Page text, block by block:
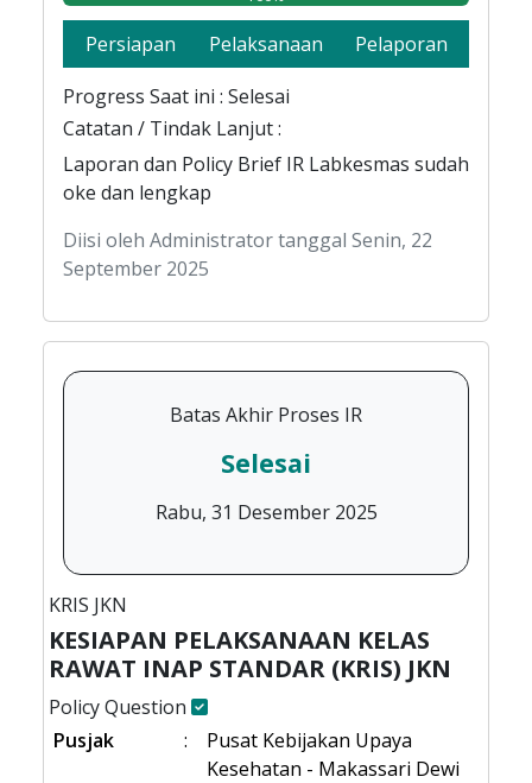
Persiapan Pelaksanaan
Pelaporan
Progress Saat ini : Selesai
Catatan / Tindak Lanjut :
Laporan dan Policy Brief IR Labkesmas sudah
oke dan lengkap
Diisi oleh Administrator tanggal Senin, 22
September 2025
Batas Akhir Proses IR
Selesai
Rabu, 31 Desember 2025
KRIS JKN
KESIAPAN PELAKSANAAN KELAS
RAWAT INAP STANDAR (KRIS) JKN
Policy Question
Pusjak
:
Pusat Kebijakan Upaya
Kesehatan - Makassari Dewi